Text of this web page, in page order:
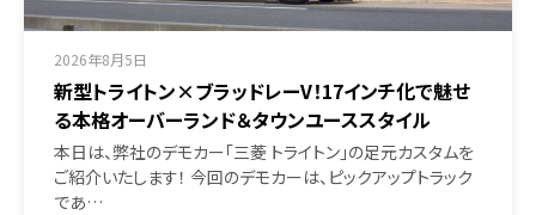
2026年8月5日
新型トライトン×ブラッドレーV！17インチ化で魅せ
る本格オーバーランド＆タウンユーススタイル
本日は、弊社のデモカー「三菱 トライトン」の足元カスタムを
ご紹介いたします！ 今回のデモカーは、ピックアップトラック
であ…